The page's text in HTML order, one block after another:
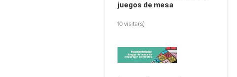
juegos de mesa
10 visita(s)